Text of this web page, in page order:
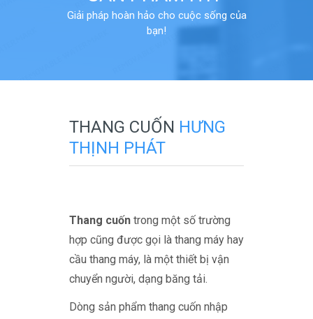
Giải pháp hoàn hảo cho cuộc sống của
bạn!
THANG CUỐN HƯNG
THỊNH PHÁT
Thang cuốn trong một số trường
hợp cũng được gọi là thang máy hay
cầu thang máy, là một thiết bị vận
chuyển người, dạng băng tải.
Dòng sản phẩm thang cuốn nhập